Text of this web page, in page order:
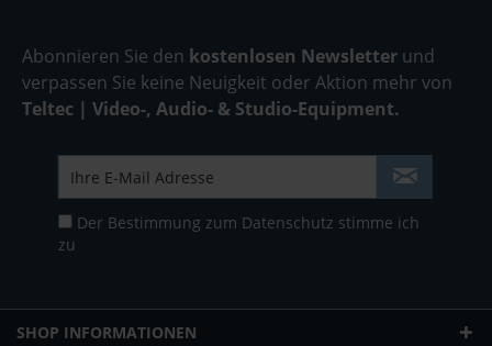
Abonnieren Sie den kostenlosen Newsletter und
verpassen Sie keine Neuigkeit oder Aktion mehr von
Teltec | Video-, Audio- & Studio-Equipment.
Der Bestimmung zum Datenschutz stimme ich
zu
SHOP INFORMATIONEN